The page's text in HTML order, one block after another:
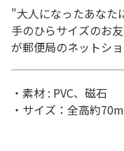
"大人になったあなた
手のひらサイズのお
が郵便局のネットショ
・素材 : PVC、磁石
・サイズ：全高約